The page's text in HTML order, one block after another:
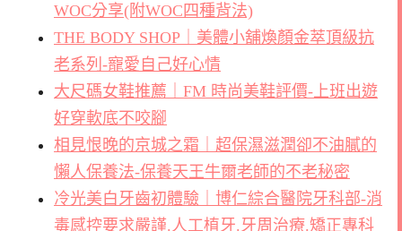
WOC分享(附WOC四種背法)
THE BODY SHOP｜美體小舖煥顏金萃頂級抗
老系列-寵愛自己好心情
大尺碼女鞋推薦｜FM 時尚美鞋評價-上班出遊
好穿軟底不咬腳
相見恨晚的京城之霜｜超保濕滋潤卻不油膩的
懶人保養法-保養天王牛爾老師的不老秘密
冷光美白牙齒初體驗｜博仁綜合醫院牙科部-消
毒感控要求嚴謹.人工植牙.牙周治療.矯正專科